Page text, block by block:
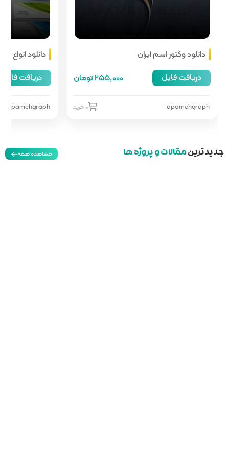
تومان
0 خرید
دانلود انواع هدر سایت
دریافت فایل
66,000 تومان
0 خرید
مشاهده همه